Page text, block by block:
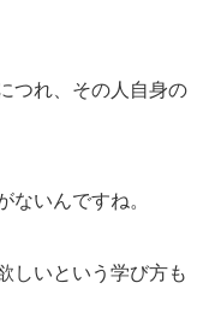
つれ、その人自身の
ないんですね。
しいという学び方も